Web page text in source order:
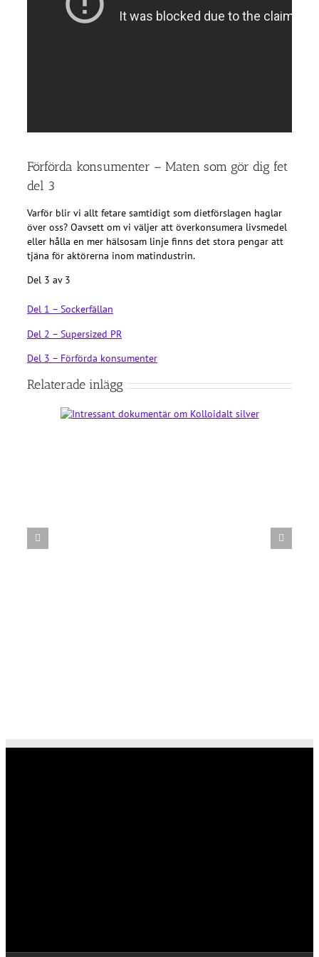
Förförda konsumenter – Maten som gör dig fet
del 3
Varför blir vi allt fetare samtidigt som dietförslagen haglar
över oss? Oavsett om vi väljer att överkonsumera livsmedel
eller hålla en mer hälsosam linje finns det stora pengar att
tjäna för aktörerna inom matindustrin.
Del 3 av 3
Del 1 – Sockerfällan
Del 2 – Supersized PR
Del 3 – Förförda konsumenter
Relaterade inlägg